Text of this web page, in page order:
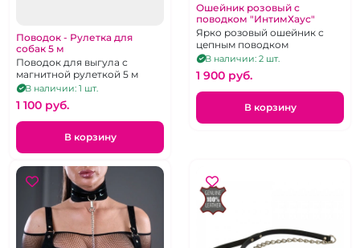
Поводок - Рулетка для
собак 5 м
Поводок для выгула с
магнитной рулеткой 5 м
В наличии: 1 шт.
1 100 pуб.
В корзину
Ошейник розовый с
поводком "ИнтимХаус"
Ярко розовый ошейник с
цепным поводком
В наличии: 2 шт.
1 900 pуб.
В корзину